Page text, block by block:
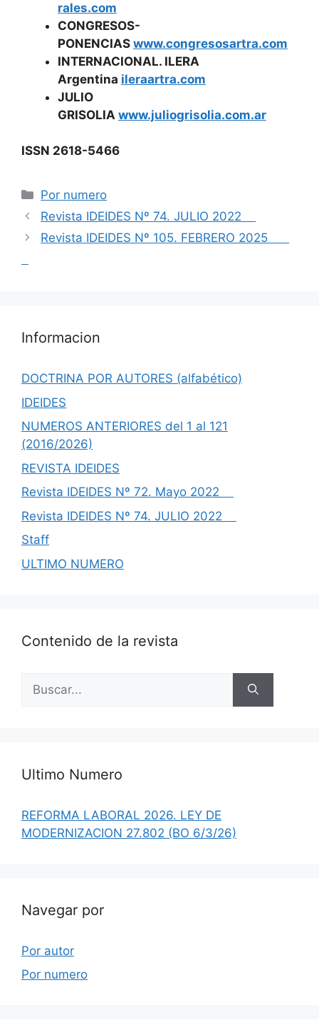
rales.com
CONGRESOS-
PONENCIAS www.congresosartra.com
INTERNACIONAL. ILERA
Argentina ileraartra.com
JULIO
GRISOLIA www.juliogrisolia.com.ar
ISSN 2618-5466
Categorías
Por numero
Revista IDEIDES Nº 74. JULIO 2022
Revista IDEIDES Nº 105. FEBRERO 2025
Informacion
DOCTRINA POR AUTORES (alfabético)
IDEIDES
NUMEROS ANTERIORES del 1 al 121
(2016/2026)
REVISTA IDEIDES
Revista IDEIDES Nº 72. Mayo 2022
Revista IDEIDES Nº 74. JULIO 2022
Staff
ULTIMO NUMERO
Contenido de la revista
Ultimo Numero
REFORMA LABORAL 2026. LEY DE
MODERNIZACION 27.802 (BO 6/3/26)
Navegar por
Por autor
Por numero